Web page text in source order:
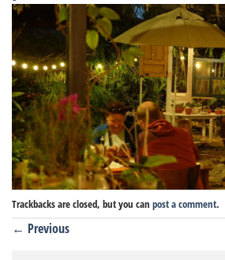
Trackbacks are closed, but you can post a comment.
← Previous